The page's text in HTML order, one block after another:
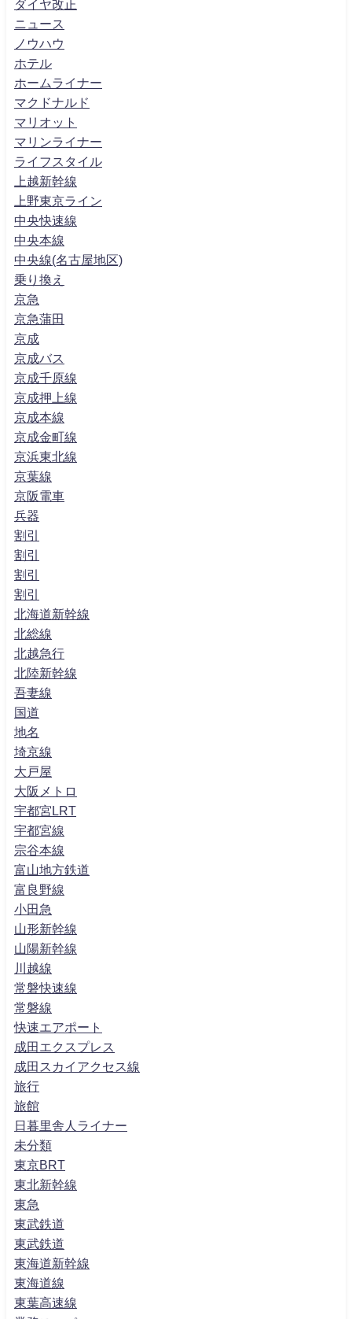
ダイヤ改正
ニュース
ノウハウ
ホテル
ホームライナー
マクドナルド
マリオット
マリンライナー
ライフスタイル
上越新幹線
上野東京ライン
中央快速線
中央本線
中央線(名古屋地区)
乗り換え
京急
京急蒲田
京成
京成バス
京成千原線
京成押上線
京成本線
京成金町線
京浜東北線
京葉線
京阪電車
兵器
割引
割引
割引
割引
北海道新幹線
北総線
北越急行
北陸新幹線
吾妻線
国道
地名
埼京線
大戸屋
大阪メトロ
宇都宮LRT
宇都宮線
宗谷本線
富山地方鉄道
富良野線
小田急
山形新幹線
山陽新幹線
川越線
常磐快速線
常磐線
快速エアポート
成田エクスプレス
成田スカイアクセス線
旅行
旅館
日暮里舎人ライナー
未分類
東京BRT
東北新幹線
東急
東武鉄道
東武鉄道
東海道新幹線
東海道線
東葉高速線